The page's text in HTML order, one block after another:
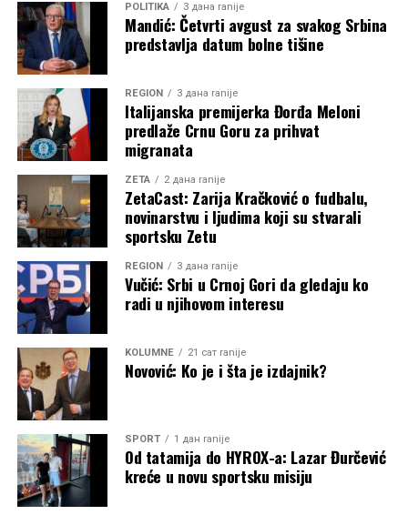
POLITIKA 3 дана ranije
Mandić: Četvrti avgust za svakog Srbina
predstavlja datum bolne tišine
REGION 3 дана ranije
Italijanska premijerka Đorđa Meloni
predlaže Crnu Goru za prihvat
migranata
ZETA 2 дана ranije
ZetaCast: Zarija Kračković o fudbalu,
novinarstvu i ljudima koji su stvarali
sportsku Zetu
REGION 3 дана ranije
Vučić: Srbi u Crnoj Gori da gledaju ko
radi u njihovom interesu
KOLUMNE 21 сат ranije
Novović: Ko je i šta je izdajnik?
SPORT 1 дан ranije
Od tatamija do HYROX-a: Lazar Đurčević
kreće u novu sportsku misiju